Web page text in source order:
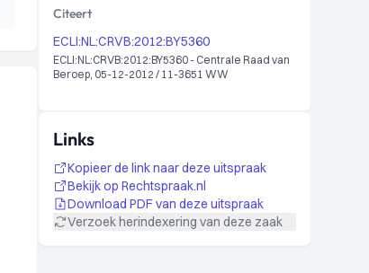
Citeert
ECLI:NL:CRVB:2012:BY5360
ECLI:NL:CRVB:2012:BY5360 - Centrale Raad van
Beroep, 05-12-2012 / 11-3651 WW
Links
Kopieer de link naar deze uitspraak
Bekijk op Rechtspraak.nl
Download PDF van deze uitspraak
Verzoek herindexering van deze zaak